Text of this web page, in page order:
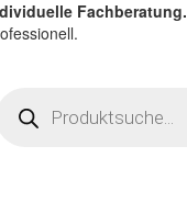
Fachberatung.